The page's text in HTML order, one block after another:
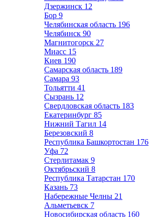
Дзержинск 12
Бор 9
Челябинская область 196
Челябинск 90
Магнитогорск 27
Миасс 15
Киев 190
Самарская область 189
Самара 93
Тольятти 41
Сызрань 12
Свердловская область 183
Екатеринбург 85
Нижний Тагил 14
Березовский 8
Республика Башкортостан 176
Уфа 72
Стерлитамак 9
Октябрьский 8
Республика Татарстан 170
Казань 73
Набережные Челны 21
Альметьевск 7
Новосибирская область 160